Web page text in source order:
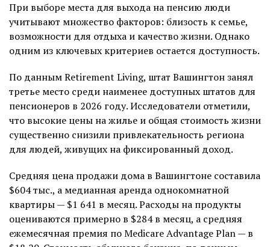
При выборе места для выхода на пенсию люди
учитывают множество факторов: близость к семье,
возможности для отдыха и качество жизни. Однако
одним из ключевых критериев остается доступность.
По данным Retirement Living, штат Вашингтон занял
третье место среди наименее доступных штатов для
пенсионеров в 2026 году. Исследователи отметили,
что высокие цены на жилье и общая стоимость жизни
существенно снизили привлекательность региона
для людей, живущих на фиксированный доход.
Средняя цена продажи дома в Вашингтоне составила
$604 тыс., а медианная аренда однокомнатной
квартиры — $1 641 в месяц. Расходы на продукты
оцениваются примерно в $284 в месяц, а средняя
ежемесячная премия по Medicare Advantage Plan — в